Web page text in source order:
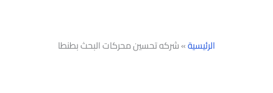
الرئيسية»شركه تحسين محركات البحث بطنطا